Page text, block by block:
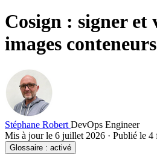
Cosign : signer et
images conteneurs
Stéphane Robert DevOps Engineer
Mis à jour le 6 juillet 2026 · Publié le 4
Glossaire : activé